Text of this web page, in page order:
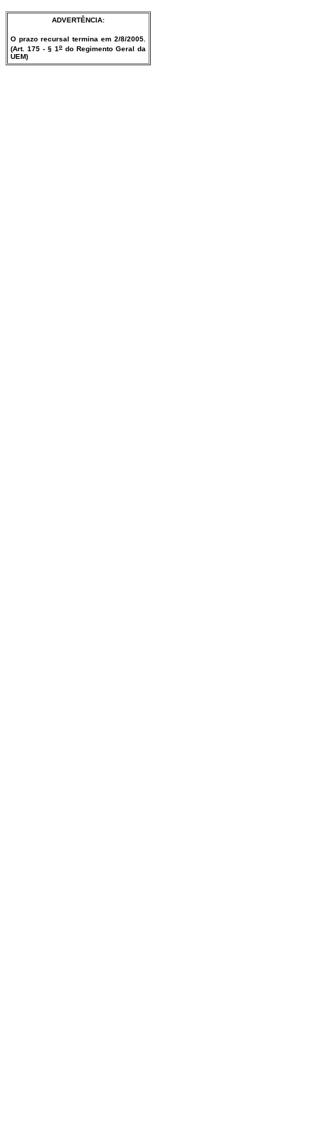
ADVERTÊNCIA:
O prazo recursal termina em 2/8/2005.
(Art. 175 - § 1o do Regimento Geral da
UEM)